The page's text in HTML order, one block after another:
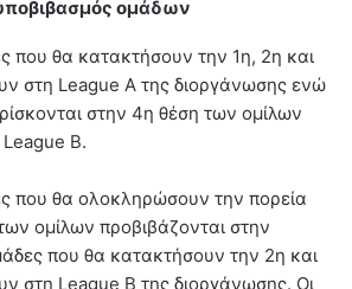
ομάδων
που θα κατακτήσουν την 1η, 2η και
στη League A της διοργάνωσης ενώ
στην 4η θέση των ομίλων
League B.
που θα ολοκληρώσουν την πορεία
ομίλων προβιβάζονται στην
που θα κατακτήσουν την 2η και
στη League B της διοργάνωσης. Οι